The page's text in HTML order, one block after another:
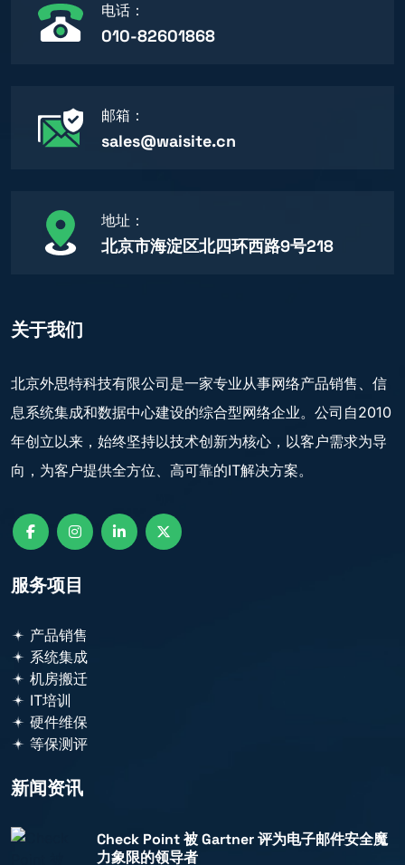
电话：
010-82601868
邮箱：
sales@waisite.cn
地址：
北京市海淀区北四环西路9号218
关于我们
北京外思特科技有限公司是一家专业从事网络产品销售、信
息系统集成和数据中心建设的综合型网络企业。公司自2010
年创立以来，始终坚持以技术创新为核心，以客户需求为导
向，为客户提供全方位、高可靠的IT解决方案。
服务项目
产品销售
系统集成
机房搬迁
IT培训
硬件维保
等保测评
新闻资讯
Check Point 被 Gartner 评为电子邮件安全魔
力象限的领导者